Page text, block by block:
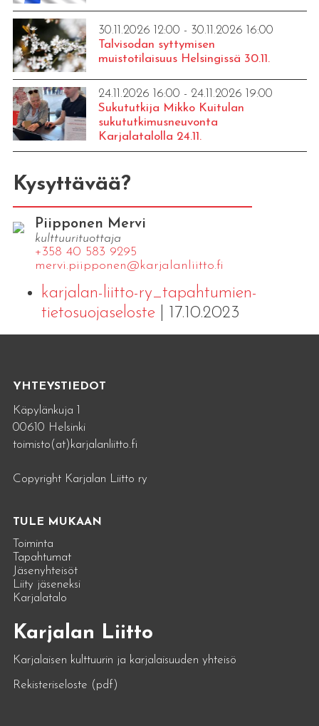
30.11.2026 12:00 - 30.11.2026 16:00
Talvisodan syttymisen
muistotilaisuus Helsingissä 30.11.
24.11.2026 16:00 - 24.11.2026 19:00
Sukututkija Mikko Kuitulan
sukututkimusneuvonta
Karjalatalolla 24.11.
Kysyttävää?
Piipponen Mervi
kulttuurituottaja
+358 40 583 9295
mervi.​piipponen@​kar​jala​nlii​tto.​fi
karjalan-liitto-ry_tapahtumien-
tietosuojaseloste| 17.10.2023
YHTEYSTIEDOT
Käpylänkuja 1
00610 Helsinki
toimisto(at)karjalanliitto.fi
Copyright Karjalan Liitto ry
TULE MUKAAN
Toiminta
Tapahtumat
Jäsenyhteisöt
Liity jäseneksi
Karjalatalo
Karjalan Liitto
Karjalaisen kulttuurin ja karjalaisuuden yhteisö
Rekisteriseloste (pdf)